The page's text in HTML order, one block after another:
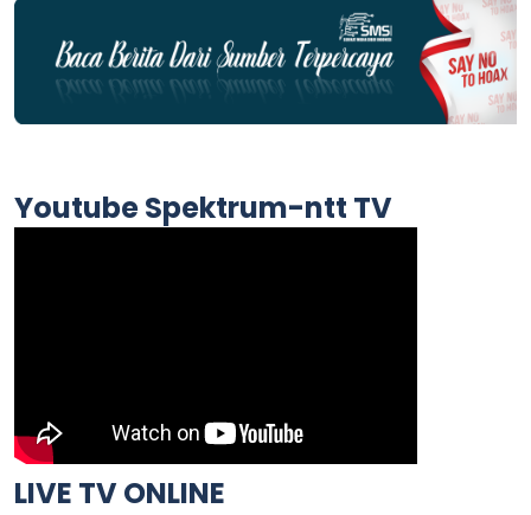
Youtube Spektrum-ntt TV
LIVE TV ONLINE